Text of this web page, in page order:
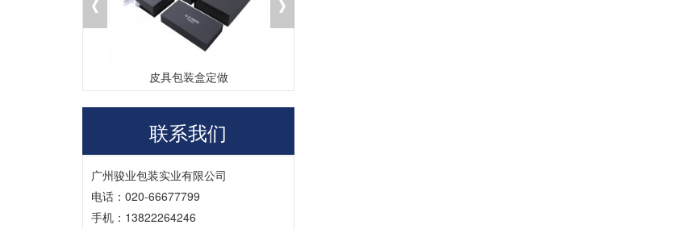
皮具包装盒定做
联系我们
广州骏业包装实业有限公司
电话：020-66677799
手机：13822264246
A
印刷机器、纸张、油墨、显示器、机台师
傅、天气、放置时间的不同，印出来颜色不
Q 为什么不同批次的牛皮纸或黑卡纸
1、生产工艺复杂2、不同批次原材料的颜色
有差异。3、造纸季节因素也会影响纸张的颜
色。4、生产机台不同...
Q 为什么印刷出来的东西和电脑显示